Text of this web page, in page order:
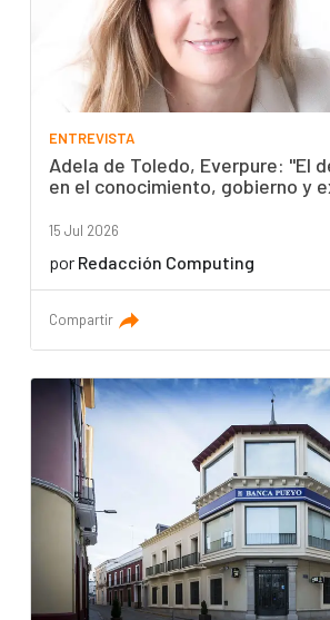
ENTREVISTA
Adela de Toledo, Everpure: "El
en el conocimiento, gobierno y
15 Jul 2026
por Redacción Computing
Compartir